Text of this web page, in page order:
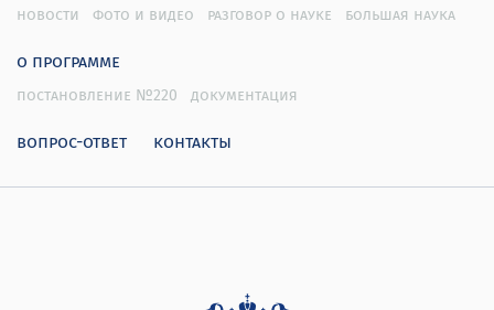
новости фото и видео разговор о науке большая наука
о программе
постановление №220 документация
вопрос-ответ контакты